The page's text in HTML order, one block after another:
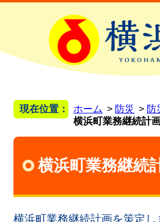
現在位置： ホーム 防災
防
横浜町業務継続計
横浜町業務継続
横浜町業務継続計画を策定し